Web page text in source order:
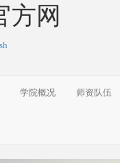
方网
学院概况 师资队伍